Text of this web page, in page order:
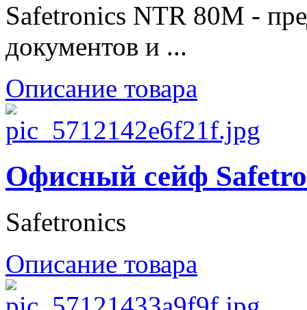
Safetronics NTR 80M -
документов и ...
Описание товара
Офисный сейф
Safetronics
Описание товара